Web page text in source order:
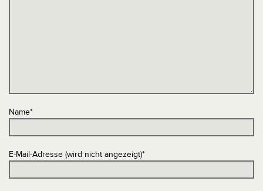
Name*
E-Mail-Adresse (wird nicht angezeigt)*